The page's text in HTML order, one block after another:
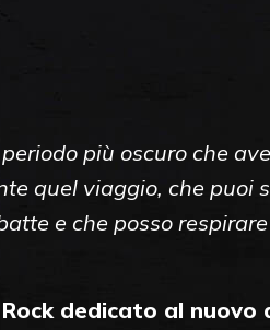
più oscuro che
quel viaggio, che puoi
e che posso
dedicato al nuovo